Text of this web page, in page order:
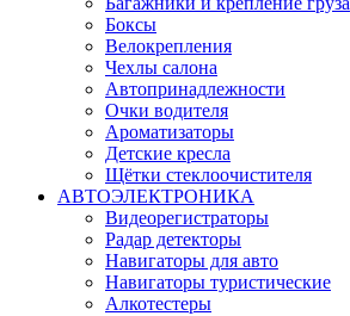
Боксы
Велокрепления
Чехлы салона
Автопринадлежности
Очки водителя
Ароматизаторы
Детские кресла
Щётки стеклоочистителя
АВТОЭЛЕКТРОНИКА
Видеорегистраторы
Радар детекторы
Навигаторы для авто
Навигаторы туристические
Алкотестеры